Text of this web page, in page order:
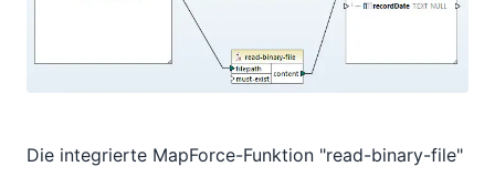
Die integrierte MapForce-Funktion "read-binary-file"